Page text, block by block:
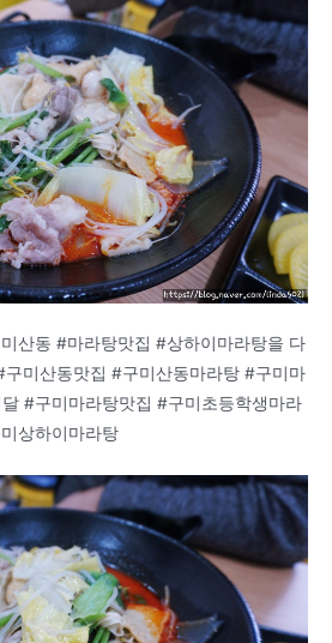
산동 #마라탕맛집 #상하이마라탕을 다
미산동맛집 #구미산동마라탕 #구미마
#구미마라탕맛집 #구미초등학생마라
상하이마라탕